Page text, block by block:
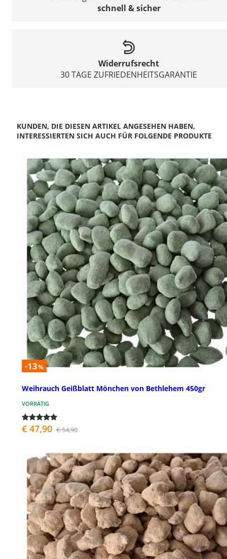
schnell & sicher
Widerrufsrecht
30 TAGE ZUFRIEDENHEITSGARANTIE
KUNDEN, DIE DIESEN ARTIKEL ANGESEHEN HABEN,
INTERESSIERTEN SICH AUCH FÜR FOLGENDE PRODUKTE
-13%
Weihrauch Geißblatt Mönchen von Bethlehem 450gr
VORRÄTIG
€ 47,90 € 54,90